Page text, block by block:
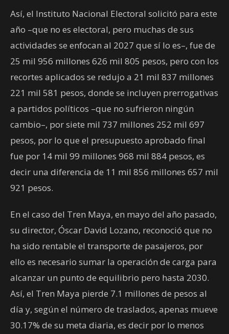
Así, el Instituto Nacional Electoral solicitó para este
año –que no es electoral, pero muchas de sus
actividades se enfocan al 2027 que sí lo es–, fue de
25 mil 956 millones 626 mil 805 pesos, pero con los
recortes aplicados se redujo a 21 mil 837 millones
221 mil 581 pesos, donde se incluyen prerrogativas
a partidos políticos –que no sufrieron ningún
cambio–, por siete mil 737 millones 252 mil 697
pesos, por lo que el presupuesto aprobado final
fue por 14 mil 99 millones 968 mil 884 pesos, es
decir una diferencia de 11 mil 856 millones 657 mil
921 pesos.
En el caso del Tren Maya, en mayo del año pasado,
su director, Óscar David Lozano, reconoció que no
ha sido rentable el transporte de pasajeros, por
ello es necesario sumar la operación de carga para
alcanzar un punto de equilibrio pero hasta 2030.
Así, el Tren Maya pierde 7.1 millones de pesos al
día y, según el número de traslados, apenas mueve
30.17% de su meta diaria, es decir por lo menos